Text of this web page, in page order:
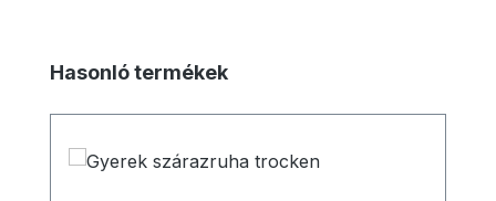
Termékgaléria kihagyása
Hasonló termékek